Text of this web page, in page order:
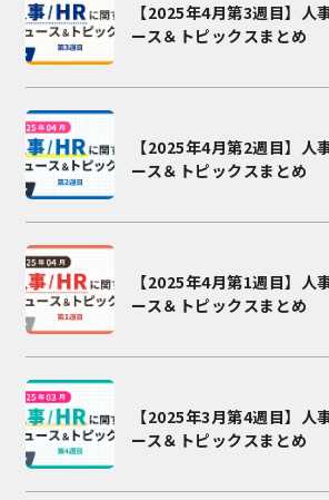
【2025年4月第3週目】人
ース＆トピックスまとめ
【2025年4月第2週目】人
ース＆トピックスまとめ
【2025年4月第1週目】人
ース＆トピックスまとめ
【2025年3月第4週目】人
ース＆トピックスまとめ